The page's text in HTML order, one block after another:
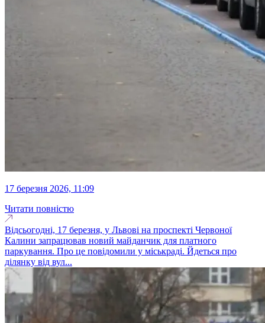
17 березня 2026, 11:09
Читати повністю
Відсьогодні, 17 березня, у Львові на проспекті Червоної
Калини запрацював новий майданчик для платного
паркування. Про це повідомили у міськраді. Йдеться про
ділянку від вул...